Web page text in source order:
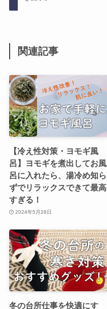
関連記事
【冷え性対策・ヨモギ風
呂】ヨモギを煮出してお風
呂に入れたら、湯冷め知ら
ずでリラックスできて最高
すぎる！
2024年5月28日
冬の台所仕事を快適にす